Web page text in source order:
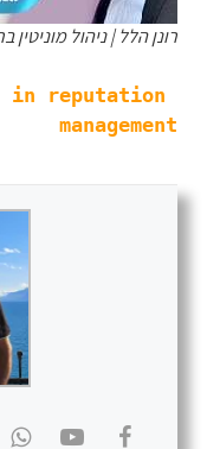
רונן הלל | ניהול מוניטין
in reputation
management